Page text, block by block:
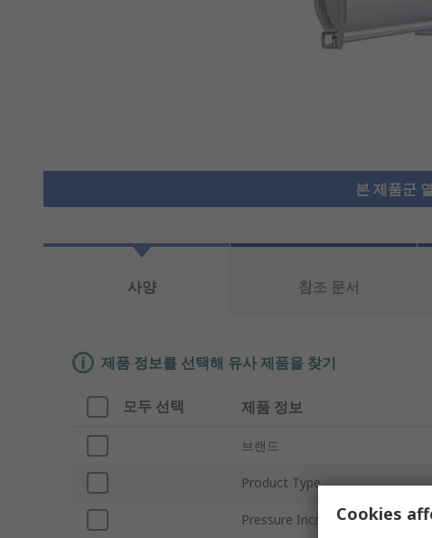
본 제품군
사양
참조 문서
제품 정보를 선택해 유사 제품을 찾기
모두 선택 제품 정보
브랜드
Product Type
Pressure Increase Ratio
Cookies